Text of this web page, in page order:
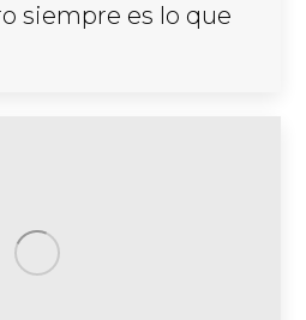
siempre es lo que